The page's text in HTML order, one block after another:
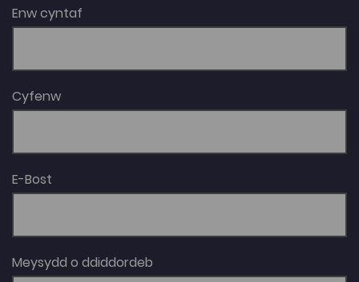
Enw cyntaf
Cyfenw
E-Bost
Meysydd o ddiddordeb